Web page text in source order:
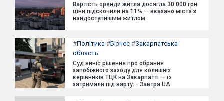
Вартість оренди житла досягла 30 000 грн:
ціни підскочили на 11% -- вказано міста з
найдоступнішим житлом.
#Політика #Бізнес #Закарпатська
область
Суд виніс рішення про обрання
запобіжного заходу для колишніх
керівників ТЦК на Закарпатті — їх
затримали під варту. - Завтра.UA